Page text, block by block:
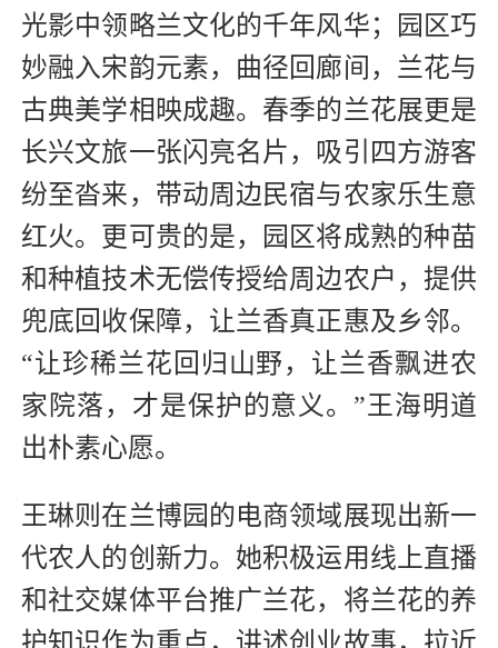
光影中领略兰文化的千年风华；园区巧
妙融入宋韵元素，曲径回廊间，兰花与
古典美学相映成趣。春季的兰花展更是
长兴文旅一张闪亮名片，吸引四方游客
纷至沓来，带动周边民宿与农家乐生意
红火。更可贵的是，园区将成熟的种苗
和种植技术无偿传授给周边农户，提供
兜底回收保障，让兰香真正惠及乡邻。
“让珍稀兰花回归山野，让兰香飘进农
家院落，才是保护的意义。”王海明道
出朴素心愿。
王琳则在兰博园的电商领域展现出新一
代农人的创新力。她积极运用线上直播
和社交媒体平台推广兰花，将兰花的养